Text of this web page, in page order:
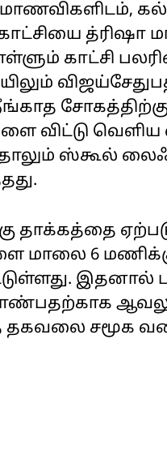
த்ரிஷா
காட்சி
விட்டு
ஸ்கூல்
தாக்கத்தை
மாலை 6
தகவலை சமூக